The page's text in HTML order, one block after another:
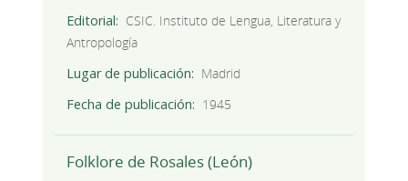
Editorial
CSIC. Instituto de Lengua, Literatura y
Antropología
Lugar de publicación
Madrid
Fecha de publicación
1945
Folklore de Rosales (León)